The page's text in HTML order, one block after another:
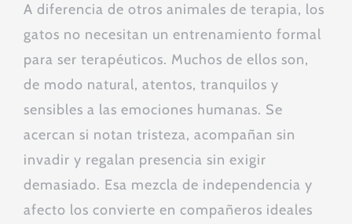
A diferencia de otros animales de terapia, los
gatos no necesitan un entrenamiento formal
para ser terapéuticos. Muchos de ellos son,
de modo natural, atentos, tranquilos y
sensibles a las emociones humanas. Se
acercan si notan tristeza, acompañan sin
invadir y regalan presencia sin exigir
demasiado. Esa mezcla de independencia y
afecto los convierte en compañeros ideales